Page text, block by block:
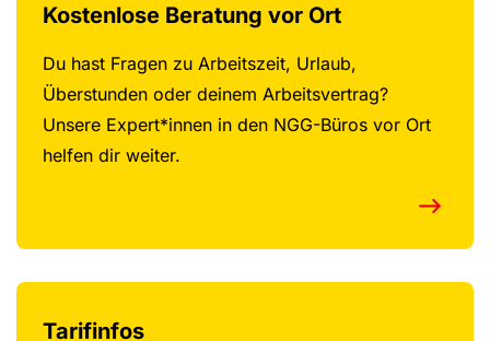
Kostenlose Beratung vor Ort
Du hast Fragen zu Arbeitszeit, Urlaub,
Überstunden oder deinem Arbeitsvertrag?
Unsere Expert*innen in den NGG-Büros vor Ort
helfen dir weiter.
Tarifinfos